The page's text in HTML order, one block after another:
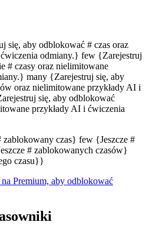
się, aby odblokować # czas oraz
odmiany.} few {Zarejestruj
# czasy oraz nielimitowane
many {Zarejestruj się, aby
oraz nielimitowane przykłady AI i
się, aby odblokować
przykłady AI i ćwiczenia
czas} few {Jeszcze #
# zablokowanych czasów}
czasu}}
na Premium, aby odblokować